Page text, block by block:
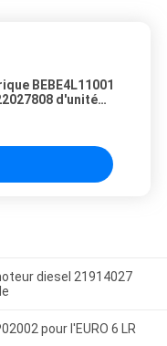
BEBE4L11001
d'unité
diesel 21914027
pour l'EURO 6 LR